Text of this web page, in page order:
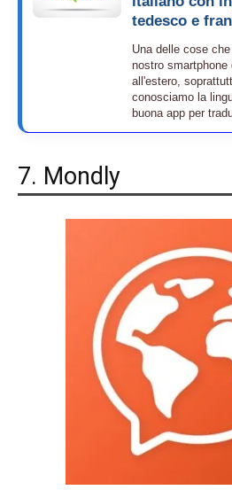
tedesco e
Una delle cose
nostro smartphone
all'estero,
conosciamo la
buona app per
7. Mondly